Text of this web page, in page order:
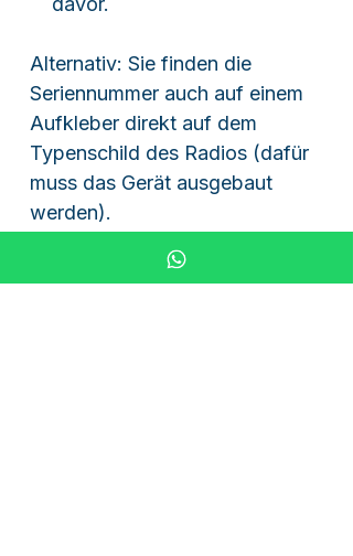
Alternativ: Sie finden die
Seriennummer auch auf einem
Aufkleber direkt auf dem
Typenschild des Radios (dafür
muss das Gerät ausgebaut
werden).
So einfach funktioniert es: